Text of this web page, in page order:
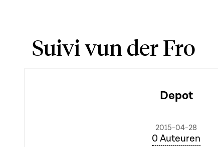
Suivi vun der Fro
Depot
2015-04-28
0 Auteuren